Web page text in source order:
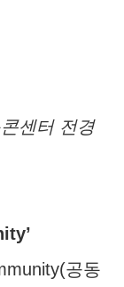
센터 전경
공동